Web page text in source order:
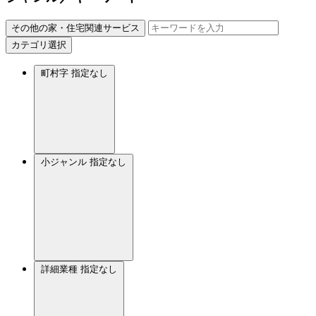
その他の家・住宅関連サービス
カテゴリ選択
町村字 指定なし
小ジャンル 指定なし
詳細業種 指定なし